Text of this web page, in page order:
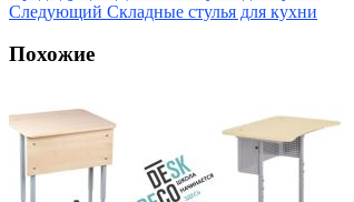
Следующий Складные стулья для кухни
Похожие